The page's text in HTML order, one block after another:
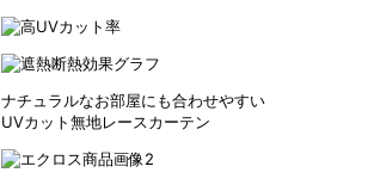
ナチュラルなお部屋にも合わせやすい
UVカット無地レースカーテン